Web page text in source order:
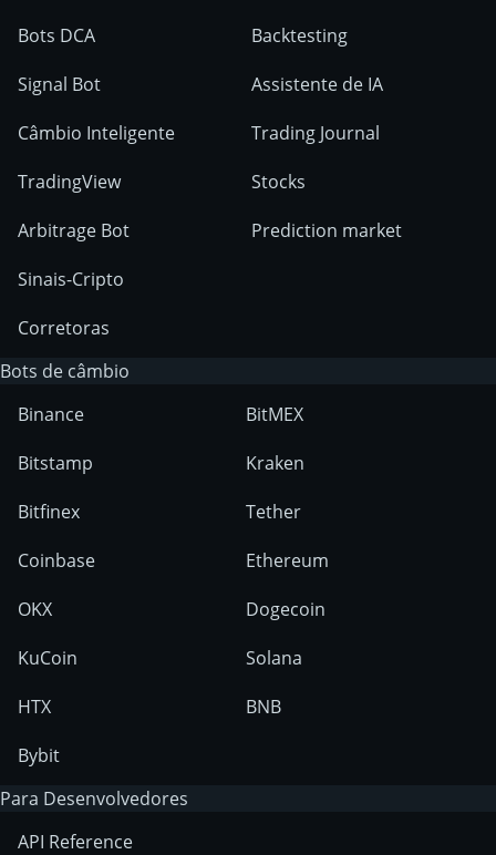
Bots DCA
Signal Bot
Câmbio Inteligente
TradingView
Arbitrage Bot
Sinais-Cripto
Corretoras
Backtesting
Assistente de IA
Trading Journal
Stocks
Prediction market
Bots de câmbio
Binance
Bitstamp
Bitfinex
Coinbase
OKX
KuCoin
HTX
Bybit
BitMEX
Kraken
Tether
Ethereum
Dogecoin
Solana
BNB
Para Desenvolvedores
API Reference